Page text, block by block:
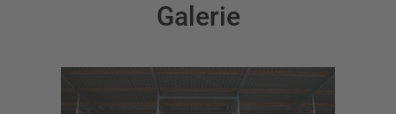
Galerie